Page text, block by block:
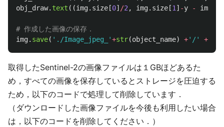
obj_draw. text ((img. size [0] /2, img. size [1] -y - img
img. save( ' ./Image_jpeg_ '+str(object_name) +' /' +
取得したSentinel-2の画像ファイルは１GBほどあるた
め，すべての画像を保存しているとストレージを圧迫する
ため，以下のコードで処理して削除しています．
（ダウンロードした画像ファイルを今後も利用したい場合
は，以下のコードを削除してください．）